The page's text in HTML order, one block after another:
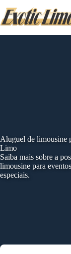
to
content
Aluguel de limousine
Limo
Saiba mais sobre a
limousine para
especiais.